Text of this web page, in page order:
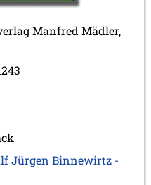
Manfred Mädler,
Jürgen Binnewirtz -